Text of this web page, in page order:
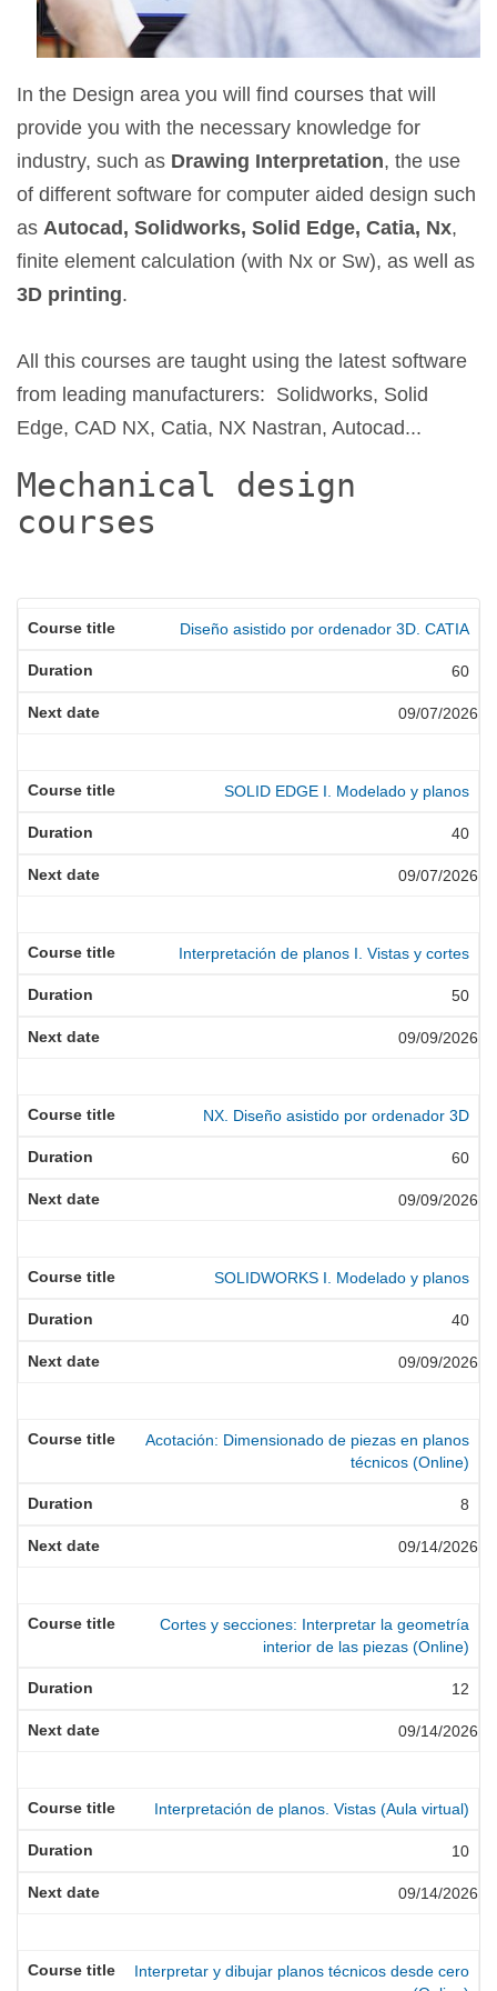
In the Design area you will find courses that will
provide you with the necessary knowledge for
industry, such as Drawing Interpretation, the use
of different software for computer aided design such
as Autocad, Solidworks, Solid Edge, Catia, Nx,
finite element calculation (with Nx or Sw), as well as
3D printing.
All this courses are taught using the latest software
from leading manufacturers: Solidworks, Solid
Edge, CAD NX, Catia, NX Nastran, Autocad...
Mechanical design
courses
Diseño asistido por ordenador 3D. CATIA
60
09/07/2026
SOLID EDGE I. Modelado y planos
40
09/07/2026
Interpretación de planos I. Vistas y cortes
50
09/09/2026
NX. Diseño asistido por ordenador 3D
60
09/09/2026
SOLIDWORKS I. Modelado y planos
40
09/09/2026
Acotación: Dimensionado de piezas en planos
técnicos (Online)
8
09/14/2026
Cortes y secciones: Interpretar la geometría
interior de las piezas (Online)
12
09/14/2026
Interpretación de planos. Vistas (Aula virtual)
10
09/14/2026
Interpretar y dibujar planos técnicos desde cero